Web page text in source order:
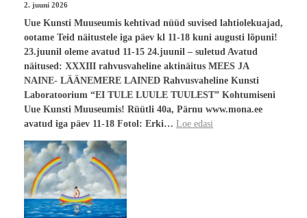
2. juuni 2026
Uue Kunsti Muuseumis kehtivad nüüd suvised lahtiolekuajad,
ootame Teid näitustele iga päev kl 11-18 kuni augusti lõpuni!
23.juunil oleme avatud 11-15 24.juunil – suletud Avatud
näitused: XXXIII rahvusvaheline aktinäitus MEES JA
NAINE- LÄÄNEMERE LAINED Rahvusvaheline Kunsti
Laboratoorium “EI TULE LUULE TUULEST” Kohtumiseni
Uue Kunsti Muuseumis! Rüütli 40a, Pärnu www.mona.ee
avatud iga päev 11-18 Fotol: Erki… Loe edasi